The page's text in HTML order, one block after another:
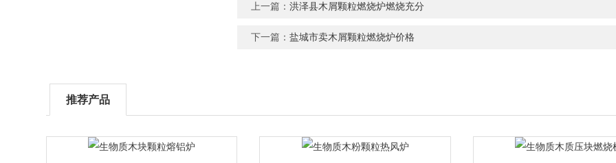
上一篇：洪泽县木屑颗粒燃烧炉燃烧充分
下一篇：盐城市卖木屑颗粒燃烧炉价格
推荐产品